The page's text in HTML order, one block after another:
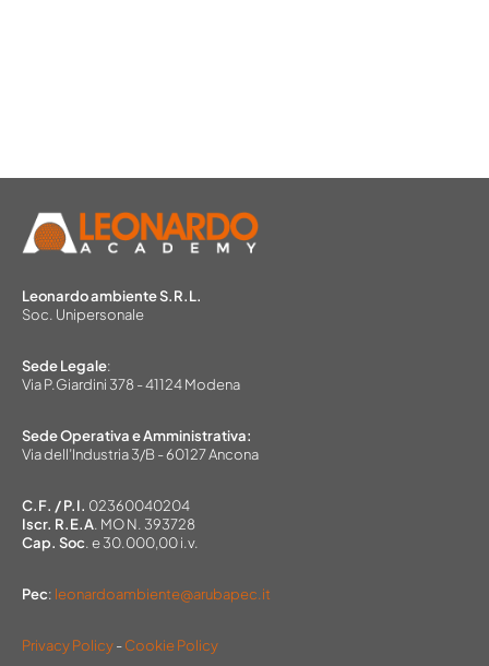
Leonardo ambiente S.R.L.
Soc. Unipersonale
Sede Legale:
Via P.Giardini 378 - 41124 Modena
Sede Operativa e Amministrativa:
Via dell’Industria 3/B - 60127 Ancona
C.F. / P.I. 02360040204
Iscr. R.E.A. MO N. 393728
Cap. Soc. e 30.000,00 i.v.
Pec: leonardoambiente@arubapec.it
Privacy Policy-Cookie Policy